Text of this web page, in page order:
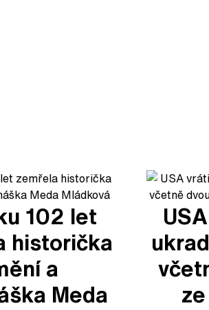
102 let
historička
a
Meda